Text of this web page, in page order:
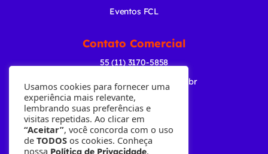
Eventos FCL
Contato Comercial
55 (11) 3170-5858
comercial@radiogazeta.com.br
Baixe nosso APP
Usamos cookies para fornecer uma
experiência mais relevante,
lembrando suas preferências e
visitas repetidas. Ao clicar em
“Aceitar”, você concorda com o uso
de TODOS os cookies. Conheça
nossa Política de Privacidade.